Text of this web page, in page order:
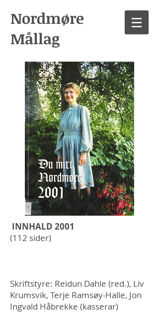
Nordmøre
Mållag
INNHALD 2001
(112 sider)
Skriftstyre: Reidun Dahle (red.), Liv
Krumsvik, Terje Ramsøy-Halle, Jon
Ingvald Håbrekke (kasserar)